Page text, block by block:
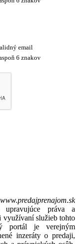
email
6 znakov
www.predajprenajom.sk
upravujúce práva a
služieb tohto
portál je verejným
inzeráty o predaji,